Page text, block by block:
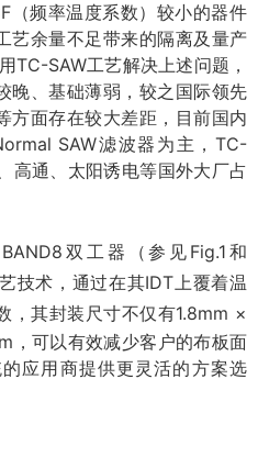
（频率温度系数）较小的器件
艺余量不足带来的隔离及量产
TC-SAW工艺解决上述问题，
晚、基础薄弱，较之国际领先
方面存在较大差距，目前国内
SAW滤波器为主，TC-
高通、太阳诱电等国外大厂占
双工器（参见Fig.1和
技术，通过在其IDT上覆着温
，其封装尺寸不仅有1.8mm ×
，可以有效减少客户的布板面
应用商提供更灵活的方案选